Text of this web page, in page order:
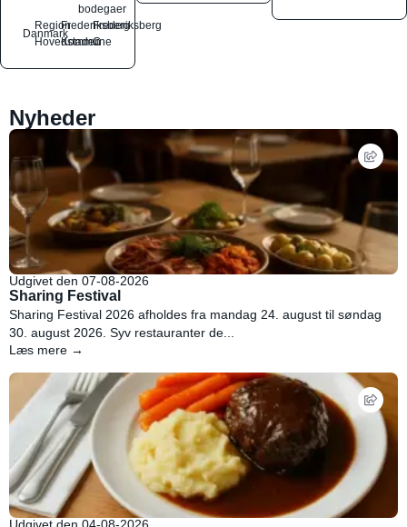
bodegaer
Danmark
Region
Hovedstaden
Frederiksberg
Kommune
Frederiksberg
C
Nyheder
Udgivet den 07-08-2026
Sharing Festival
Sharing Festival 2026 afholdes fra mandag 24. august til søndag
30. august 2026. Syv restauranter de...
Læs mere →
Udgivet den 04-08-2026